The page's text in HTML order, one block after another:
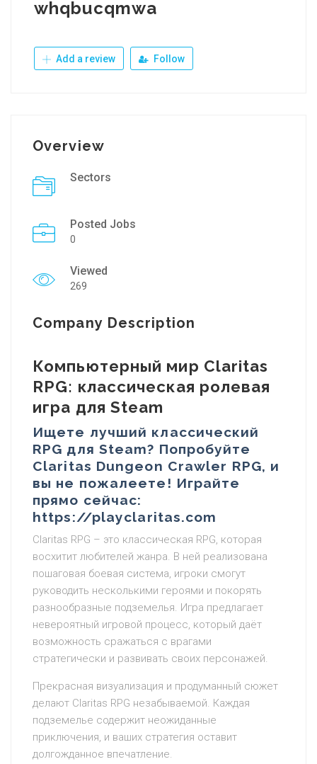
whqbucqmwa
Add a review Follow
Overview
Sectors
Posted Jobs
0
Viewed
269
Company Description
Компьютерный мир Claritas
RPG: классическая ролевая
игра для Steam
Ищете лучший классический
RPG для Steam? Попробуйте
Claritas Dungeon Crawler RPG, и
вы не пожалеете! Играйте
прямо сейчас:
https://playclaritas.com
Claritas RPG – это классическая RPG, которая
восхитит любителей жанра. В ней реализована
пошаговая боевая система, игроки смогут
руководить несколькими героями и покорять
разнообразные подземелья. Игра предлагает
невероятный игровой процесс, который даёт
возможность сражаться с врагами
стратегически и развивать своих персонажей.
Прекрасная визуализация и продуманный сюжет
делают Claritas RPG незабываемой. Каждая
подземелье содержит неожиданные
приключения, и ваших стратегия оставит
долгожданное впечатление.